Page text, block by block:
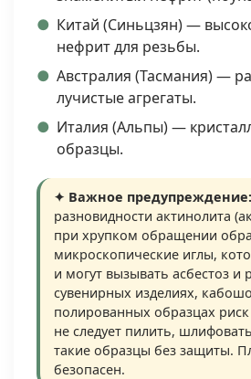
Китай (Синьцзян) —
нефрит для резьбы.
Австралия (Тасмания) —
лучистые агрегаты.
Италия (Альпы) —
образцы.
✦ Важное предупреждение:
разновидности актинолита
при хрупком обращении
микроскопические иглы,
и могут вызывать асбестоз и
сувенирных изделиях,
полированных образцах
не следует пилить,
такие образцы без защиты.
безопасен.